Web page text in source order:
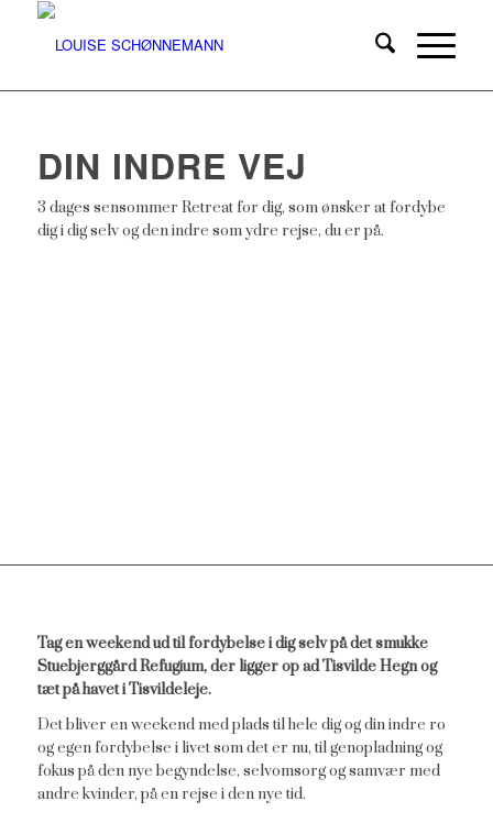
DIN INDRE VEJ
3 dages sensommer Retreat for dig, som ønsker at fordybe
dig i dig selv og den indre som ydre rejse, du er på.
Tag en weekend ud til fordybelse i dig selv på det smukke
Stuebjerggård Refugium, der ligger op ad Tisvilde Hegn og
tæt på havet i Tisvildeleje.
Det bliver en weekend med plads til hele dig og din indre ro
og egen fordybelse i livet som det er nu, til genopladning og
fokus på den nye begyndelse, selvomsorg og samvær med
andre kvinder, på en rejse i den nye tid.